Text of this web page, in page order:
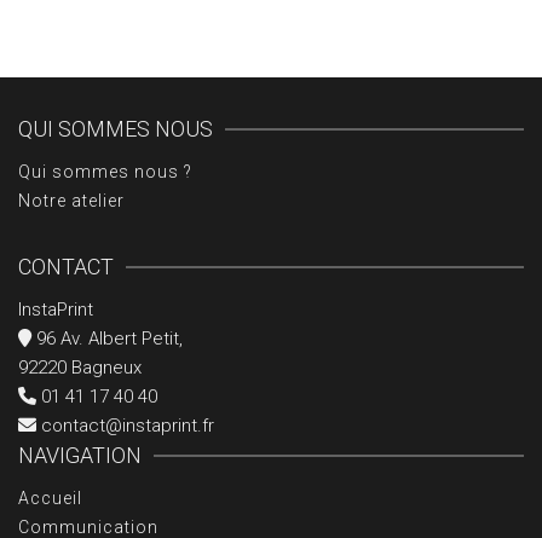
QUI SOMMES NOUS
Qui sommes nous ?
Notre atelier
CONTACT
InstaPrint
96 Av. Albert Petit,
92220 Bagneux
01 41 17 40 40
contact@instaprint.fr
NAVIGATION
Accueil
Communication